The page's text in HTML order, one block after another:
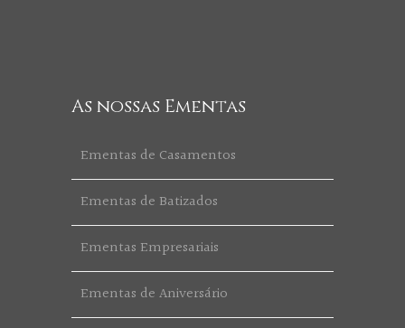
As nossas Ementas
Ementas de Casamentos
Ementas de Batizados
Ementas Empresariais
Ementas de Aniversário